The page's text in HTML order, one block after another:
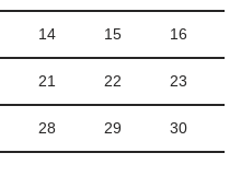
14 15 16
21 22 23
28 29 30